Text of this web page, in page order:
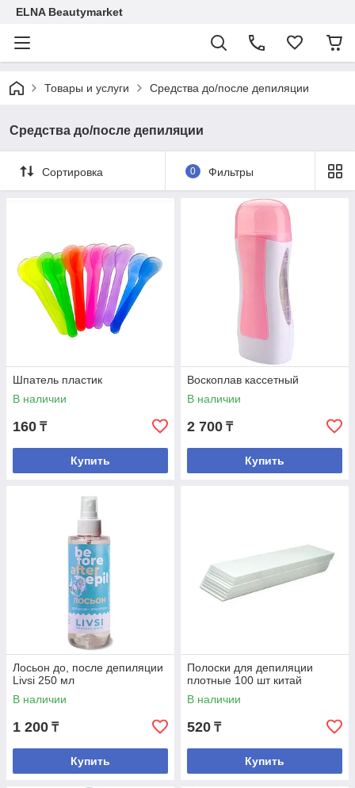
ELNA Beautymarket
Товары и услуги Средства до/после депиляции
Средства до/после депиляции
Сортировка 0 Фильтры
Шпатель пластик
В наличии
160 ₸
Купить
Воскоплав кассетный
В наличии
2 700 ₸
Купить
Лосьон до, после депиляции
Livsi 250 мл
В наличии
1 200 ₸
Купить
Полоски для депиляции
плотные 100 шт китай
В наличии
520 ₸
Купить